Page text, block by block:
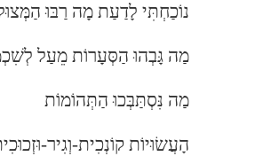
נוֹכַחְתִּי לָדַעַת מָה רַבּוּ
מַה גָּבְהוּ הַסְּעָרוֹת מֵעַל
מַה נִּסְתַּבְּכוּ הַתְּהוֹמוֹת
הָעֲשׂוּיוֹת קוֹנְכִית-וְגִיר-